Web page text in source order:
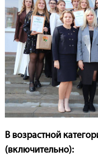
В возрастной
(включительно):